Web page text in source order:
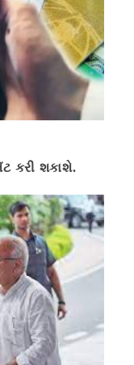
કરી શકાશે.